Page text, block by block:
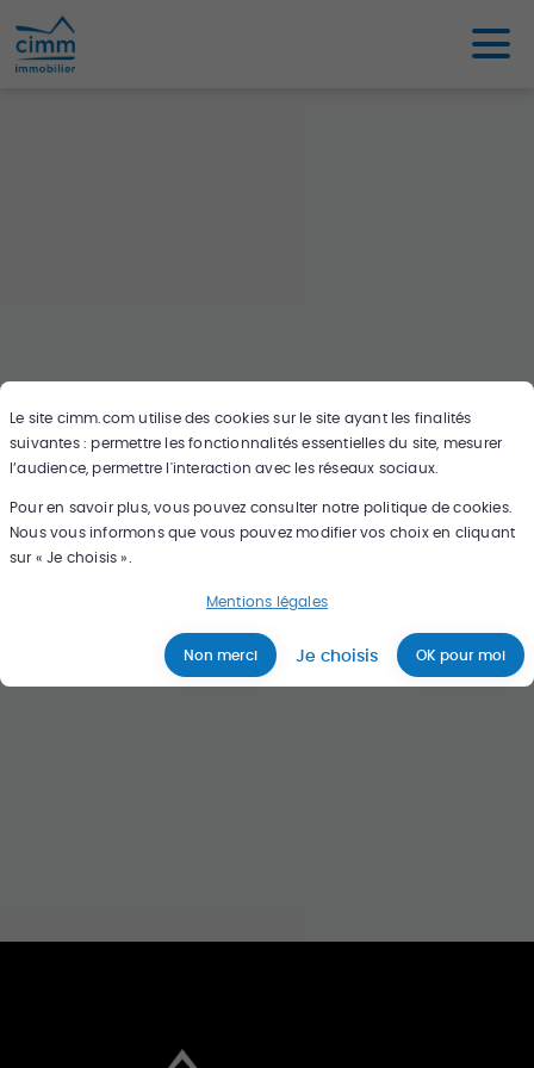
Le site cimm.comutilise des cookies sur le site ayant les finalités
suivantes : permettre les fonctionnalités essentielles du site, mesurer
l’audience, permettre l'interaction avec les réseaux sociaux.
Pour en savoir plus, vous pouvez consulter notre politique de cookies.
Nous vous informons que vous pouvez modifier vos choix en cliquant
sur « Je choisis ».
Mentions légales
Non merci Je choisis OK pour moi
Oups ce bien n'existe pas ou plus,
cherchez en un autre sur notre carte !